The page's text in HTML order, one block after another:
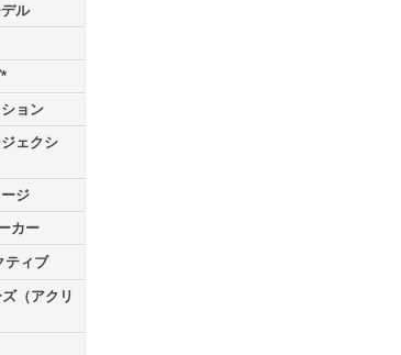
ル
ョン
ェクシ
ジ
カー
ティブ
（アクリ